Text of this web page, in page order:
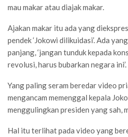
mau makar atau diajak makar.
Ajakan makar itu ada yang
pendek ‘Jokowi dilikuidasi’. Ada
panjang, ‘jangan tunduk kepada
revolusi, harus bubarkan negara ini’.
Yang paling seram beredar video
mengancam memenggal kepala
menggulingkan presiden yang sah,
Hal itu terlihat pada video yang